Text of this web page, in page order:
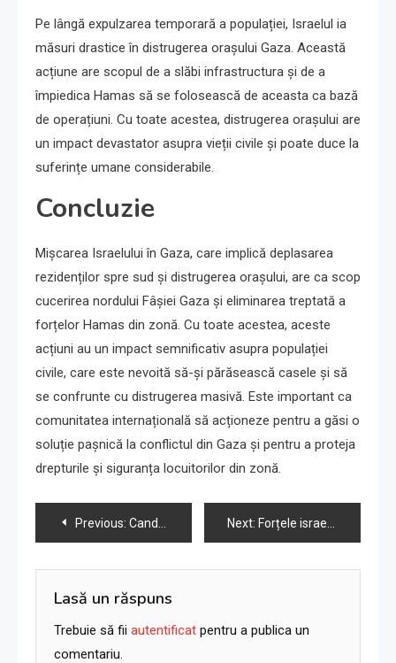
Pe lângă expulzarea temporară a populației, Israelul ia
măsuri drastice în distrugerea orașului Gaza. Această
acțiune are scopul de a slăbi infrastructura și de a
împiedica Hamas să se folosească de aceasta ca bază
de operațiuni. Cu toate acestea, distrugerea orașului are
un impact devastator asupra vieții civile și poate duce la
suferințe umane considerabile.
Concluzie
Mișcarea Israelului în Gaza, care implică deplasarea
rezidenților spre sud și distrugerea orașului, are ca scop
cucerirea nordului Fâșiei Gaza și eliminarea treptată a
forțelor Hamas din zonă. Cu toate acestea, aceste
acțiuni au un impact semnificativ asupra populației
civile, care este nevoită să-și părăsească casele și să
se confrunte cu distrugerea masivă. Este important ca
comunitatea internațională să acționeze pentru a găsi o
soluție pașnică la conflictul din Gaza și pentru a proteja
drepturile și siguranța locuitorilor din zonă.
Navigare
în
articole
Previous: Candidații la dezbaterea prezidențială GOP îi spun lui Netanyahu să „își încheie treaba” Next: Forțele israeliene avansează în Gaza City, timpul internațional curge.
Lasă un răspuns
Trebuie să fii autentificat pentru a publica un
comentariu.